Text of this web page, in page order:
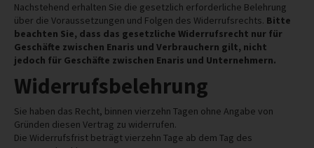
WIDERRUFSBELEHRUNG
WIDERRUFSFORMULAR
STANDORTE
Nachstehend erhalten Sie die gesetzlich erforderliche Belehrung
über die Voraussetzungen und Folgen des Widerrufsrechts. Bitte
beachten Sie, dass das gesetzliche Widerrufsrecht nur für
Geschäfte zwischen Enaris und Verbrauchern gilt, nicht
jedoch für Geschäfte zwischen Enaris und Unternehmern.
Widerrufsbelehrung
Sie haben das Recht, binnen vierzehn Tagen ohne Angabe von
Gründen diesen Vertrag zu widerrufen.
Die Widerrufsfrist beträgt vierzehn Tage ab dem Tag des